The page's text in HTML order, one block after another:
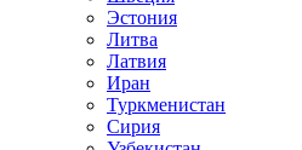
Эстония
Литва
Латвия
Иран
Туркменистан
Сирия